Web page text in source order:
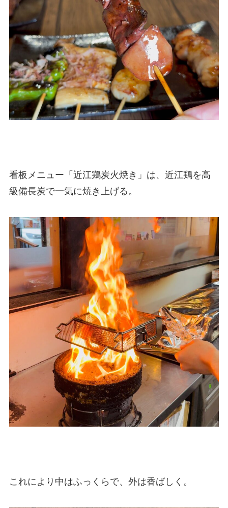
看板メニュー「近江鶏炭火焼き」は、近江鶏を高
級備長炭で一気に焼き上げる。
これにより中はふっくらで、外は香ばしく。